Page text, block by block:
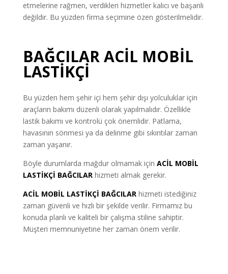
etmelerine rağmen, verdikleri hizmetler kalıcı ve başarılı
değildir. Bu yüzden firma seçimine özen gösterilmelidir.
BAĞCILAR ACİL MOBİL
LASTİKÇİ
Bu yüzden hem şehir içi hem şehir dışı yolculuklar için
araçların bakımı düzenli olarak yapılmalıdır. Özellikle
lastik bakımı ve kontrolü çok önemlidir. Patlama,
havasının sönmesi ya da delinme gibi sıkıntılar zaman
zaman yaşanır.
Böyle durumlarda mağdur olmamak için ACİL MOBİL
LASTİKÇİ BAĞCILAR hizmeti almak gerekir.
ACİL MOBİL LASTİKÇİ BAĞCILAR hizmeti istediğiniz
zaman güvenli ve hızlı bir şekilde verilir. Firmamız bu
konuda planlı ve kaliteli bir çalışma stiline sahiptir.
Müşteri memnuniyetine her zaman önem verilir.